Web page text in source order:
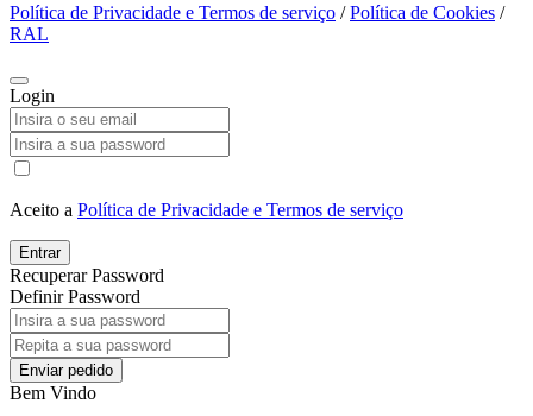
Política de Privacidade e Termos de serviço /Política de Cookies /
RAL
Login
Aceito a Política de Privacidade e Termos de serviço
Entrar
Recuperar Password
Definir Password
Enviar pedido
Bem Vindo